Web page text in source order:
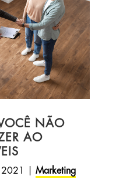
NÃO
AO
Marketing